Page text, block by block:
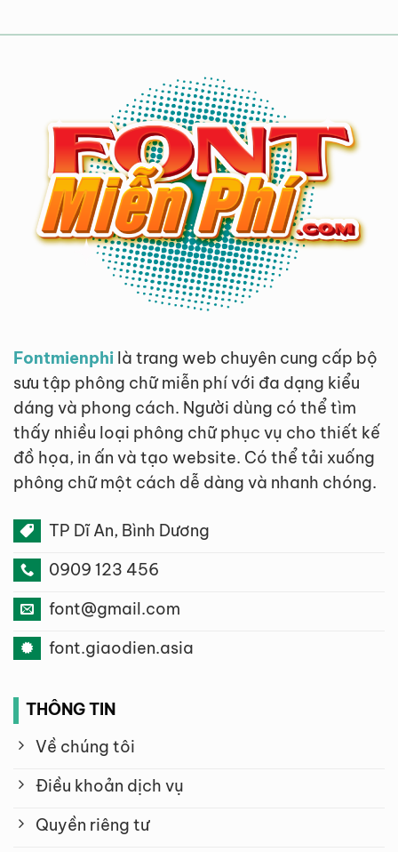
tiện lợi cho các nhà thiết kế, nhà
phát triển hoặc chủ doanh nghiệp
có nhiều dự án.
Tải xuống nhanh chóng: Với
Fontmienphi.com, bạn có thể tải
xuống font ngay lập tức, đảm bảo
bạn không phải chờ đợi lâu để sử
dụng font mình yêu thích.
Cập nhật thường xuyên: Chúng
tôi liên tục cập nhật các font mới
bạn luôn có được những font hiện
đại và phù hợp với xu hướng thiết
kế.
Không tự động gia hạn: Các gói
thành viên không tự động gia hạn,
vì vậy bạn không phải lo lắng về
chi phí phát sinh bất ngờ. Bạn có
muốn.
Tiếp tục sử dụng sau khi hết hạn
bạn hết hạn, bạn vẫn có thể tiếp
trước đó. Điều này mang lại giá trị
gia của chúng tôi luôn sẵn lòng hỗ
trợ bạn trong mọi vấn đề hoặc
thắc mắc liên quan đến việc sử
Fontmienphi là trang web chuyên cung cấp bộ
sưu tập phông chữ miễn phí với đa dạng kiểu
dáng và phong cách. Người dùng có thể tìm
thấy nhiều loại phông chữ phục vụ cho thiết kế
đồ họa, in ấn và tạo website. Có thể tải xuống
phông chữ một cách dễ dàng và nhanh chóng.
TP Dĩ An, Bình Dương
0909 123 456
font@gmail.com
font.giaodien.asia
THÔNG TIN
Về chúng tôi
Điều khoản dịch vụ
Quyền riêng tư